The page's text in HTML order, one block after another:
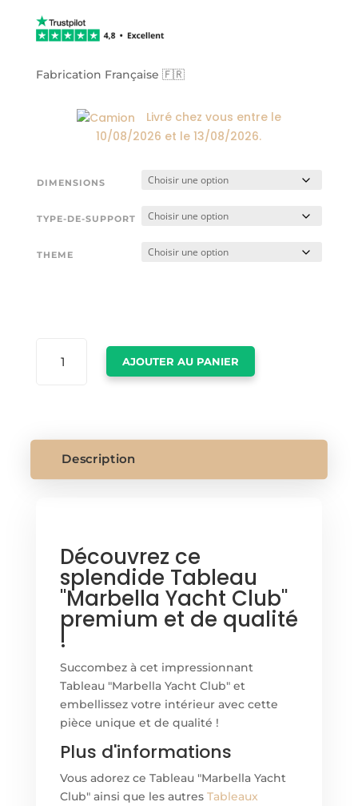
Fabrication Française 🇫🇷
Livré chez vous entre le
10/08/2026 et le13/08/2026.
DIMENSIONS
TYPE-DE-SUPPORT
THEME
AJOUTER AU PANIER
Description
Découvrez ce
splendide Tableau
"Marbella Yacht Club"
premium et de qualité
!
Succombez à cet impressionnant
Tableau "Marbella Yacht Club" et
embellissez votre intérieur avec cette
pièce unique et de qualité !
Plus d'informations
Vous adorez ce Tableau "Marbella Yacht
Club" ainsi que les autres Tableaux